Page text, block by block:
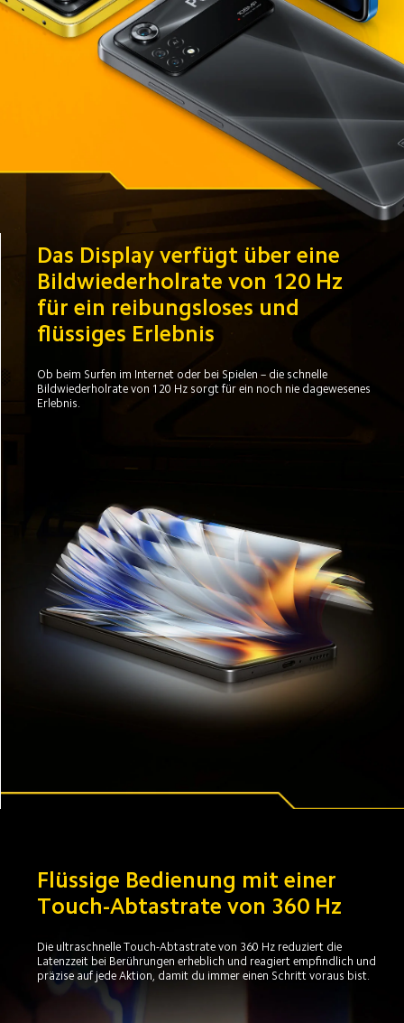
Das Display verfügt über eine
Bildwiederholrate von 120 Hz
für ein reibungsloses und
flüssiges Erlebnis
Ob beim Surfen im Internet oder bei Spielen – die schnelle
Bildwiederholrate von 120 Hz sorgt für ein noch nie dagewesenes
Erlebnis.
Flüssige Bedienung mit einer
Touch-Abtastrate von 360 Hz
Die ultraschnelle Touch-Abtastrate von 360 Hz reduziert die
Latenzzeit bei Berührungen erheblich und reagiert empfindlich und
präzise auf jede Aktion, damit du immer einen Schritt voraus bist.